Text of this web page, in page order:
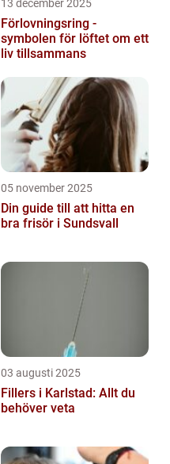
13 december 2025
Förlovningsring -
symbolen för löftet om ett
liv tillsammans
05 november 2025
Din guide till att hitta en
bra frisör i Sundsvall
03 augusti 2025
Fillers i Karlstad: Allt du
behöver veta